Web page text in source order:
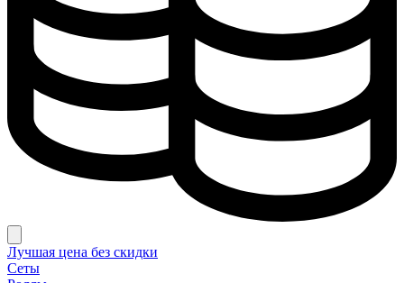
Лучшая цена без скидки
Сеты